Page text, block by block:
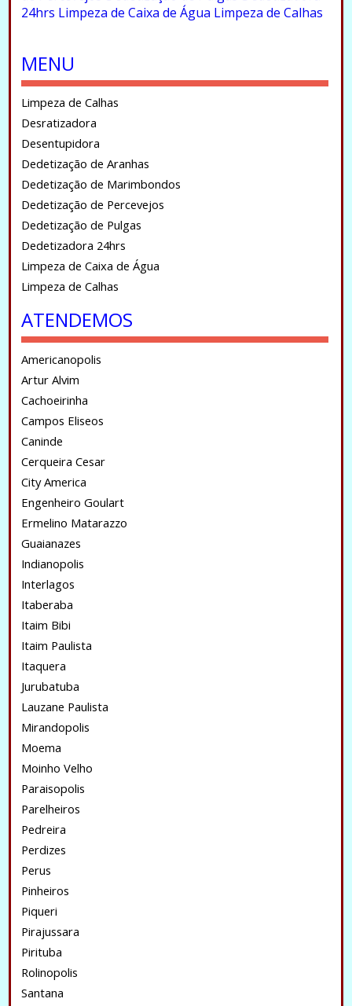
24hrs Limpeza de Caixa de Água Limpeza de Calhas
MENU
Limpeza de Calhas
Desratizadora
Desentupidora
Dedetização de Aranhas
Dedetização de Marimbondos
Dedetização de Percevejos
Dedetização de Pulgas
Dedetizadora 24hrs
Limpeza de Caixa de Água
Limpeza de Calhas
ATENDEMOS
Americanopolis
Artur Alvim
Cachoeirinha
Campos Eliseos
Caninde
Cerqueira Cesar
City America
Engenheiro Goulart
Ermelino Matarazzo
Guaianazes
Indianopolis
Interlagos
Itaberaba
Itaim Bibi
Itaim Paulista
Itaquera
Jurubatuba
Lauzane Paulista
Mirandopolis
Moema
Moinho Velho
Paraisopolis
Parelheiros
Pedreira
Perdizes
Perus
Pinheiros
Piqueri
Pirajussara
Pirituba
Rolinopolis
Santana